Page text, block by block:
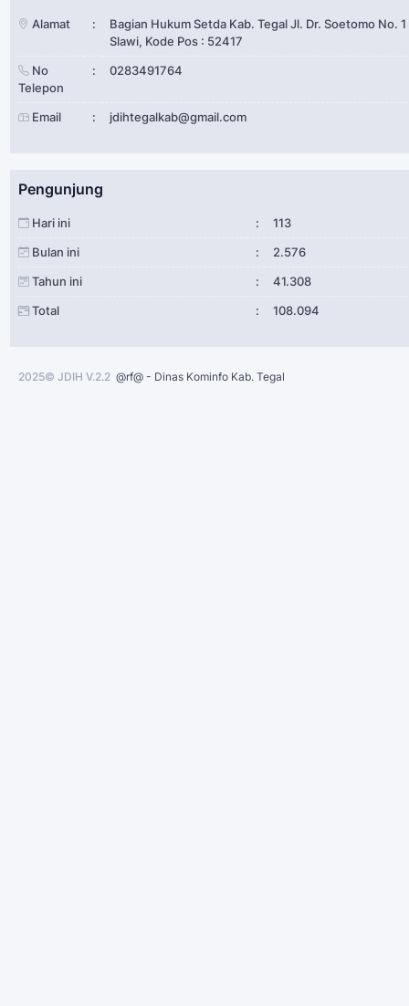
Alamat :
Bagian Hukum Setda Kab. Tegal Jl. Dr. Soetomo No. 1
Slawi, Kode Pos : 52417
No
Telepon
: 0283491764
Email : jdihtegalkab@gmail.com
Pengunjung
Hari ini : 113
Bulan ini : 2.576
Tahun ini : 41.308
Total : 108.094
2025© JDIH V.2.2 @rf@ - Dinas Kominfo Kab. Tegal